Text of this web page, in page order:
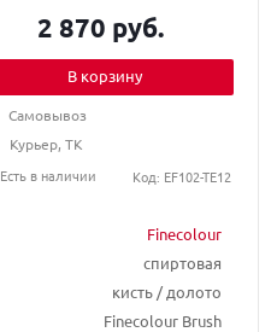
Finecolour
спиртовая
кисть / долото
Finecolour Brush
2 870 руб.
В корзину
Самовывоз
Курьер, ТК
Есть в наличии
Код: EF102-TE12